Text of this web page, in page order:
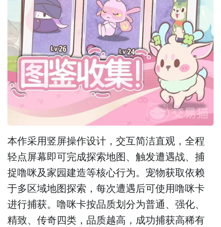
本作采用竖屏操作设计，交互简洁直观，全程
轻点屏幕即可完成探索地图、触发遭遇战、捕
捉噜咪及家园建造等核心行为。宠物获取依赖
于多区域地图探索，每次遭遇后可使用噜咪卡
进行捕获。噜咪卡按品质划分为普通、强化、
精致、传奇四类，品质越高，成功捕获高稀有